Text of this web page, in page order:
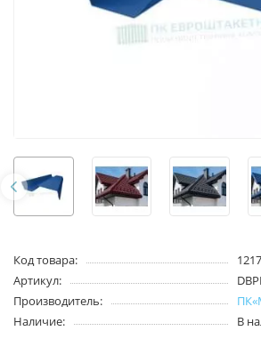
Код товара:
Артикул:
Производитель:
Наличие:
В